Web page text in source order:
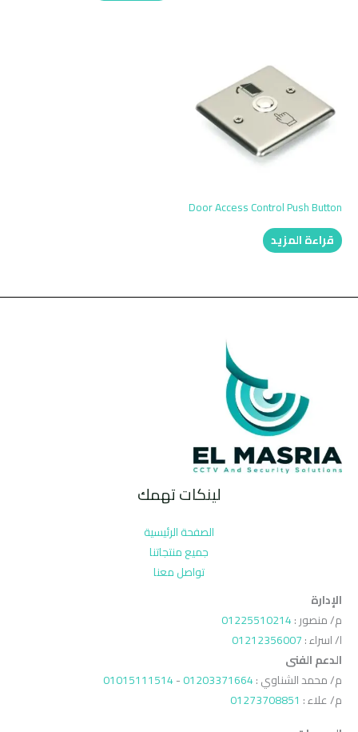
Door Access Control Push Button
قراءة المزيد
لينكات تهمك
الصفحة الرئيسية
جميع منتجاتنا
تواصل معنا
الإدارة
م/ منصور :01225510214
ا/ اسراء :01212356007
الدعم الفنى
م/ محمد الشناوي :01203371664
-
01015111514
م/ علاء : 01273708851